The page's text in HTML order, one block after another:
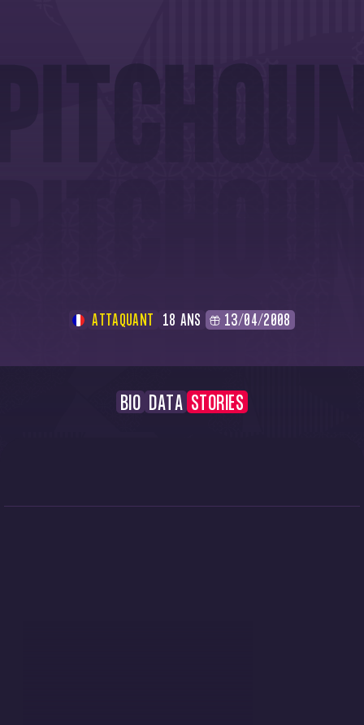
ATTAQUANT 18 ANS 13/04/2008
BIO DATA STORIES